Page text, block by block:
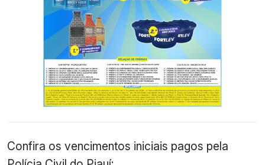
Confira os vencimentos iniciais pagos pela